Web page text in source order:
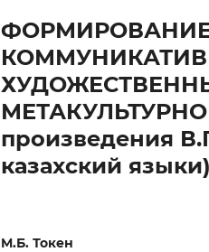
произведения
казахский языки)
M.Б. Токен